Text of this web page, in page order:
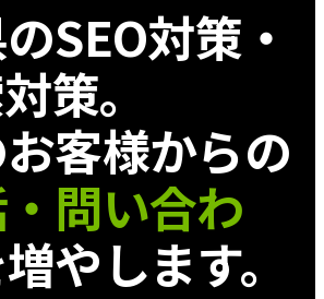
のSEO対策・
策。
客様からの
問い合わ
やします。